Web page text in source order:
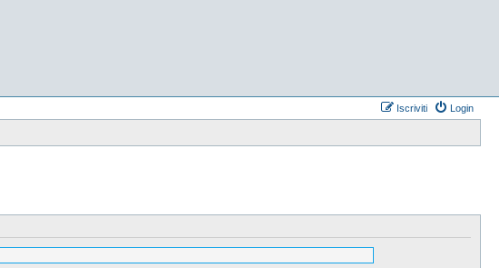
Login
Iscriviti